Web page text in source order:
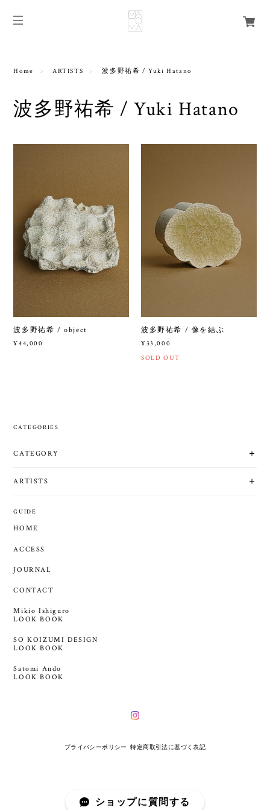
Home ARTISTS 波多野祐希 / Yuki Hatano
波多野祐希 / Yuki Hatano
波多野祐希 / object
¥44,000
波多野祐希 / 像を結ぶ
¥33,000
SOLD OUT
CATEGORIES
CATEGORY
ARTISTS
GUIDE
HOME
ACCESS
JOURNAL
CONTACT
Mikio Ishiguro
LOOK BOOK
SO KOIZUMI DESIGN
LOOK BOOK
Satomi Ando
LOOK BOOK
プライバシーポリシー 特定商取引法に基づく表記
ショップに質問する